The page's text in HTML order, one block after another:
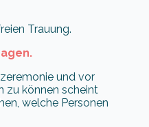
Trauung.
und vor
zu können scheint
welche Personen